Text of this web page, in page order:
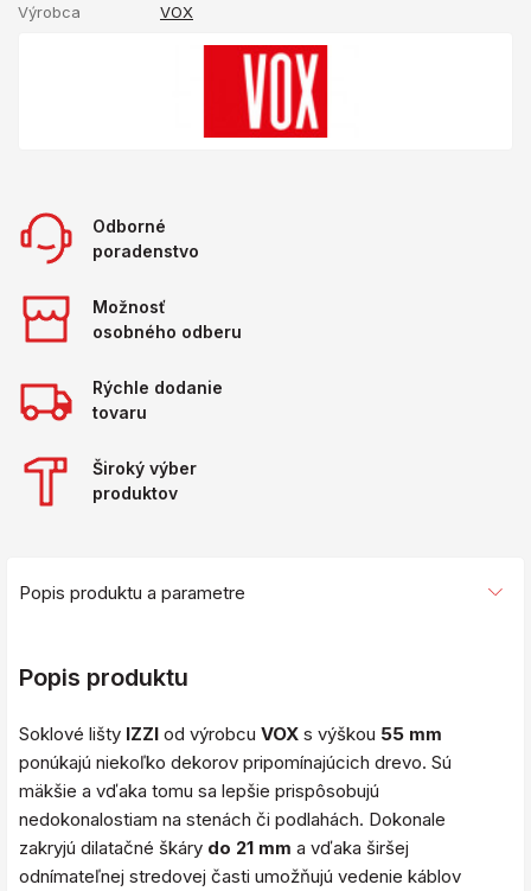
Výrobca
VOX
Odborné
poradenstvo
Možnosť
osobného odberu
Rýchle dodanie
tovaru
Široký výber
produktov
Popis produktu a parametre
Popis produktu
Soklové lišty IZZI od výrobcu VOX s výškou 55 mm
ponúkajú niekoľko dekorov pripomínajúcich drevo. Sú
mäkšie a vďaka tomu sa lepšie prispôsobujú
nedokonalostiam na stenách či podlahách. Dokonale
zakryjú dilatačné škáry do 21 mm a vďaka širšej
odnímateľnej stredovej časti umožňujú vedenie káblov